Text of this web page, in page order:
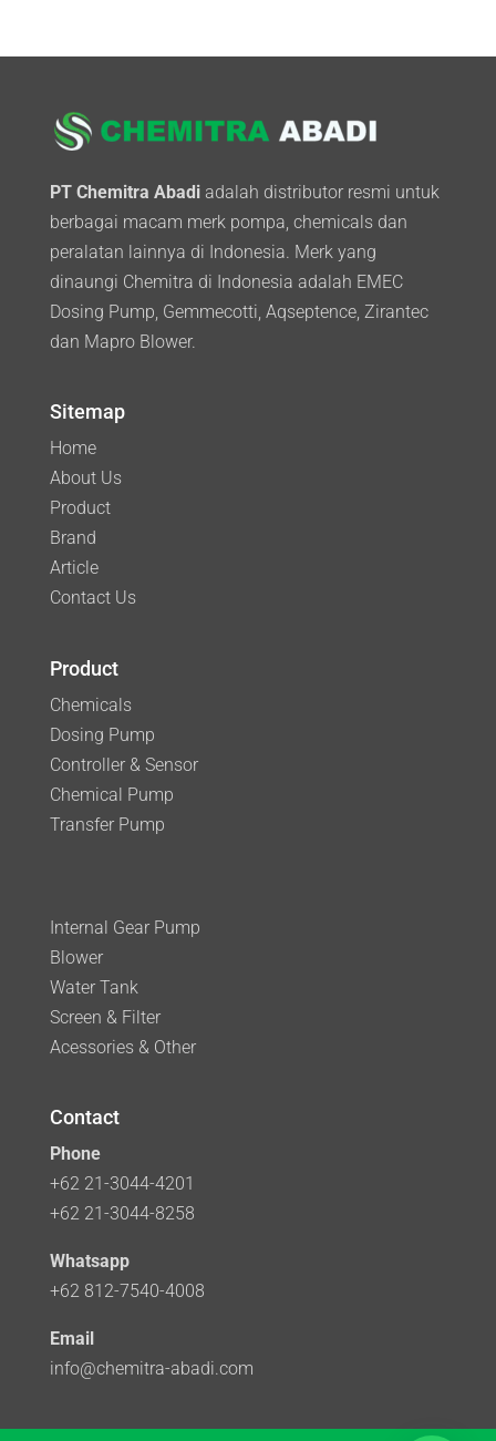
PT Chemitra Abadiadalah distributor resmi untuk
berbagai macam merk pompa, chemicals dan
peralatan lainnya di Indonesia. Merk yang
dinaungi Chemitra di Indonesia adalah EMEC
Dosing Pump, Gemmecotti, Aqseptence, Zirantec
dan Mapro Blower.
Sitemap
Home
About Us
Product
Brand
Article
Contact Us
Product
Chemicals
Dosing Pump
Controller & Sensor
Chemical Pump
Transfer Pump
Internal Gear Pump
Blower
Water Tank
Screen & Filter
Acessories & Other
Contact
Phone
+62 21-3044-4201
+62 21-3044-8258
Whatsapp
+62 812-7540-4008
Email
info@chemitra-abadi.com